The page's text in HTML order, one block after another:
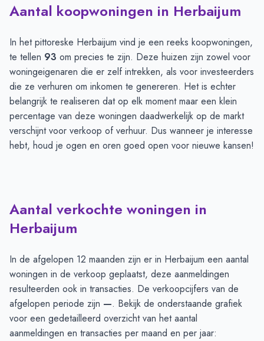
Aantal koopwoningen in Herbaijum
In het pittoreske Herbaijum vind je een reeks koopwoningen,
te tellen 93 om precies te zijn. Deze huizen zijn zowel voor
woningeigenaren die er zelf intrekken, als voor investeerders
die ze verhuren om inkomen te genereren. Het is echter
belangrijk te realiseren dat op elk moment maar een klein
percentage van deze woningen daadwerkelijk op de markt
verschijnt voor verkoop of verhuur. Dus wanneer je interesse
hebt, houd je ogen en oren goed open voor nieuwe kansen!
Aantal verkochte woningen in
Herbaijum
In de afgelopen 12 maanden zijn er in Herbaijum een aantal
woningen in de verkoop geplaatst, deze aanmeldingen
resulteerden ook in transacties. De verkoopcijfers van de
afgelopen periode zijn —. Bekijk de onderstaande grafiek
voor een gedetailleerd overzicht van het aantal
aanmeldingen en transacties per maand en per jaar: